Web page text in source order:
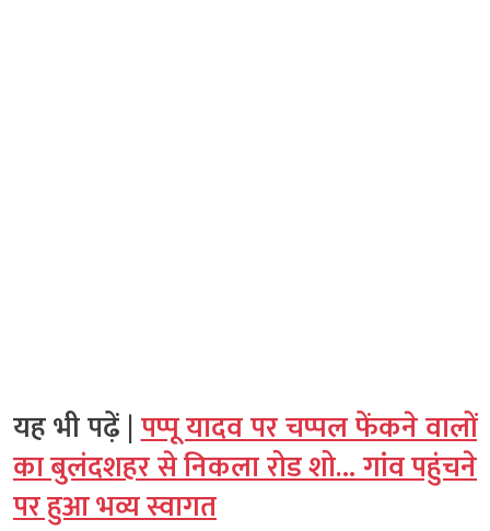
यह भी पढ़ें |पप्पू यादव पर चप्पल फेंकने वालों
का बुलंदशहर से निकला रोड शो… गांव पहुंचने
पर हुआ भव्य स्वागत